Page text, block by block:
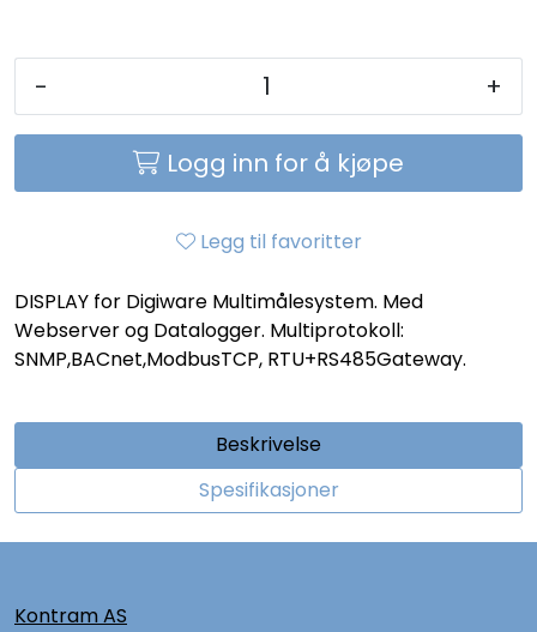
- +
Logg inn for å kjøpe
Legg til favoritter
DISPLAY for Digiware Multimålesystem. Med
Webserver og Datalogger. Multiprotokoll:
SNMP,BACnet,ModbusTCP, RTU+RS485Gateway.
Beskrivelse
Spesifikasjoner
Kontram AS